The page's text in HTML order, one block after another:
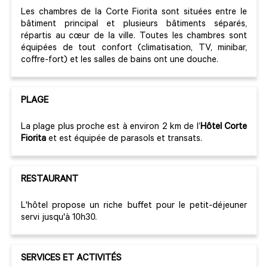
Les chambres de la Corte Fiorita sont situées entre le
bâtiment principal et plusieurs bâtiments séparés,
répartis au cœur de la ville. Toutes les chambres sont
équipées de tout confort (climatisation, TV, minibar,
coffre-fort) et les salles de bains ont une douche.
PLAGE
La plage plus proche est à environ 2 km de l’Hôtel Corte
Fiorita et est équipée de parasols et transats.
RESTAURANT
L'hôtel propose un riche buffet pour le petit-déjeuner
servi jusqu'à 10h30.
SERVICES ET ACTIVITÉS